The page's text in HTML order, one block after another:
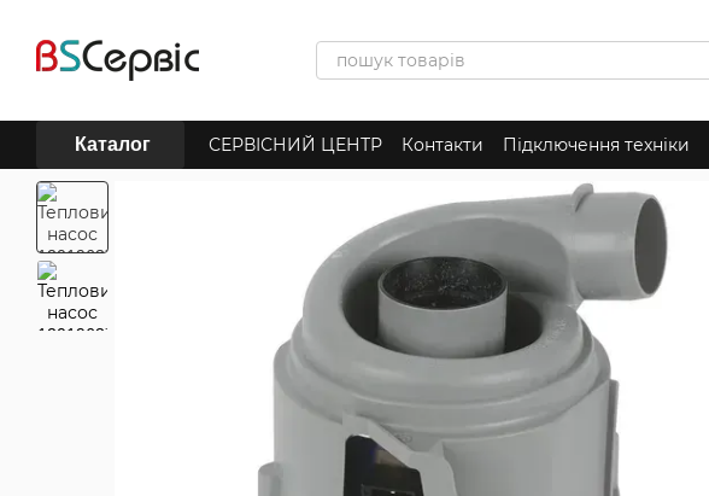
Каталог СЕРВІСНИЙ ЦЕНТР Контакти Підключення техніки